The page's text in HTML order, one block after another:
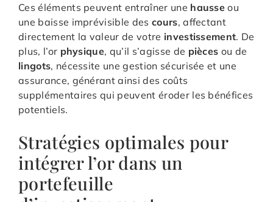
Ces éléments peuvent entraîner une hausse ou
une baisse imprévisible des cours, affectant
directement la valeur de votre investissement. De
plus, l’or physique, qu’il s’agisse de pièces ou de
lingots, nécessite une gestion sécurisée et une
assurance, générant ainsi des coûts
supplémentaires qui peuvent éroder les bénéfices
potentiels.
Stratégies optimales pour
intégrer l’or dans un
portefeuille